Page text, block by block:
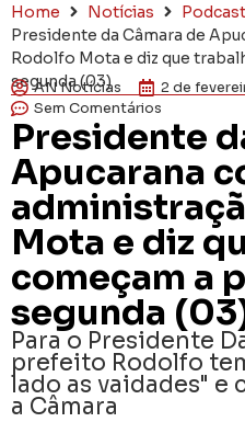
Home Notícias
Podcast
Presidente da Câmara de
Rodolfo Mota e diz que
segunda (03)
AN Notícias 2 de
Sem Comentários
Presidente
Apucarana
Mota e diz
começam a
segunda
Para o Presidente
prefeito Rodolfo
lado as vaidades" e
a Câmara